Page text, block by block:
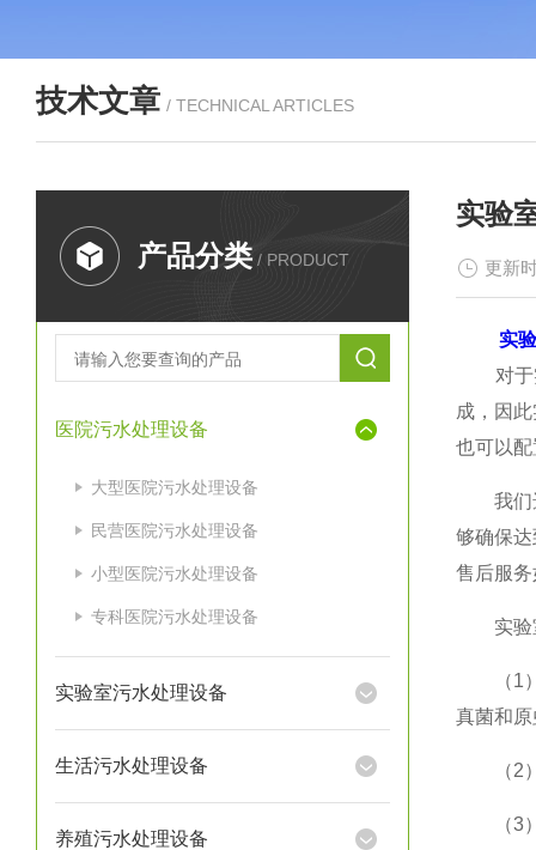
技术文章 / TECHNICAL ARTICLES
产品分类 / PRODUCT
医院污水处理设备
大型医院污水处理设备
民营医院污水处理设备
小型医院污水处理设备
专科医院污水处理设备
实验室污水处理设备
生活污水处理设备
养殖污水处理设备
实验
更新
实
对于实
成，因
也可以
我们
够确保
售后服
实验室
（1）
真菌和
（2）
（3）